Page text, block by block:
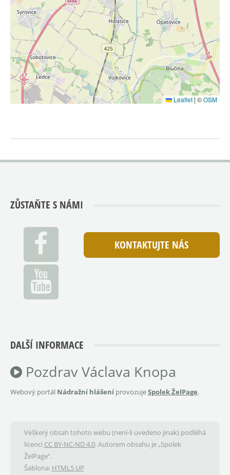
Leaflet | ©OSM
ZŮSTAŇTE S NÁMI
KONTAKTUJTE NÁS
DALŠÍ INFORMACE
Pozdrav Václava Knopa
Webový portál Nádražní hlášeníprovozujeSpolek ŽelPage.
Veškerý obsah tohoto webu (není-li uvedeno jinak) podléhá
licenci CC BY-NC-ND 4.0. Autorem obsahu je „Spolek
ŽelPage“.
Šablona: HTML5 UP